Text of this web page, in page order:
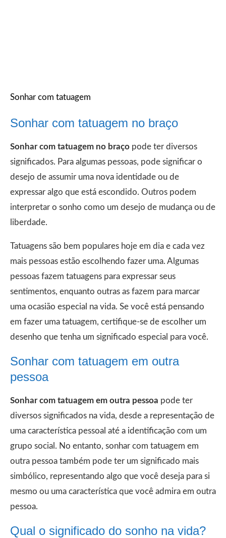
Sonhar com tatuagem
Sonhar com tatuagem no braço
Sonhar com tatuagem no braço pode ter diversos
significados. Para algumas pessoas, pode significar o
desejo de assumir uma nova identidade ou de
expressar algo que está escondido. Outros podem
interpretar o sonho como um desejo de mudança ou de
liberdade.
Tatuagens são bem populares hoje em dia e cada vez
mais pessoas estão escolhendo fazer uma. Algumas
pessoas fazem tatuagens para expressar seus
sentimentos, enquanto outras as fazem para marcar
uma ocasião especial na vida. Se você está pensando
em fazer uma tatuagem, certifique-se de escolher um
desenho que tenha um significado especial para você.
Sonhar com tatuagem em outra
pessoa
Sonhar com tatuagem em outra pessoa pode ter
diversos significados na vida, desde a representação de
uma característica pessoal até a identificação com um
grupo social. No entanto, sonhar com tatuagem em
outra pessoa também pode ter um significado mais
simbólico, representando algo que você deseja para si
mesmo ou uma característica que você admira em outra
pessoa.
Qual o significado do sonho na vida?